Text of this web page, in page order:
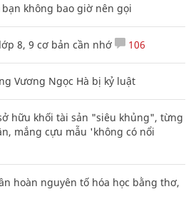
không bao giờ nên gọi
8, 9 cơ bản cần nhớ 106
Vương Ngọc Hà bị kỷ luật
hữu khối tài sản "siêu khủng", từng
mắng cựu mẫu 'không có nổi
hoàn nguyên tố hóa học bằng thơ,